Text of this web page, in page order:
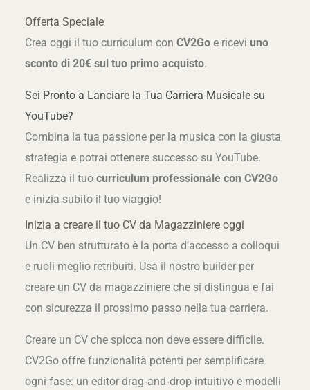
Offerta Speciale
Crea oggi il tuo curriculum con CV2Goe ricevi uno
sconto di 20€ sul tuo primo acquisto.
Sei Pronto a Lanciare la Tua Carriera Musicale su
YouTube?
Combina la tua passione per la musica con la giusta
strategia e potrai ottenere successo su YouTube.
Realizza il tuo curriculum professionale con CV2Go
e inizia subito il tuo viaggio!
Inizia a creare il tuo CV da Magazziniere oggi
Un CV ben strutturato è la porta d’accesso a colloqui
e ruoli meglio retribuiti. Usa il nostro builder per
creare un CV da magazziniere che si distingua e fai
con sicurezza il prossimo passo nella tua carriera.
Creare un CV che spicca non deve essere difficile.
CV2Go offre funzionalità potenti per semplificare
ogni fase: un editor drag‑and‑drop intuitivo e modelli